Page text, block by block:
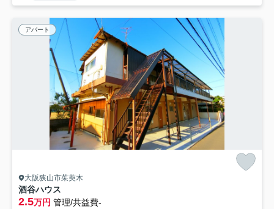
アパート
大阪狭山市茱萸木
酒谷ハウス
2.5万円 管理/共益費-